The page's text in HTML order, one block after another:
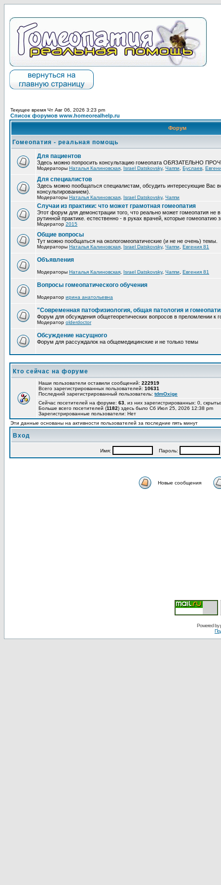
Текущее время Чт Авг 06, 2026 3:23 pm
Список форумов www.homeorealhelp.ru
Форум
Гомеопатия - реальная помощь
Для пациентов
Здесь можно попросить консультацию гомеопата ОБЯЗАТЕЛЬНО
Модераторы Наталья Калиновская Israel Datskovsky, Чаппи Буслаев
Для специалистов
Здесь можно пообщаться специалистам, обсудить интересующие Вас
консультированием).
Модераторы Наталья Калиновская Israel Datskovsky, Чаппи
Случаи из практики: что может грамотная гомеопатия
Этот форум для демонстрации того, что реально может гомеопатия не
рутинной практике. естественно - в руках врачей, которые гомеопатию
Модератор 2015
Общие вопросы
Тут можно пообщаться на окологомеопатические (и не не очень) темы.
Модераторы Наталья Калиновская Israel Datskovsky, Чаппи Евгения 81
Объявления
Модераторы Наталья Калиновская Israel Datskovsky, Чаппи Евгения 81
Вопросы гомеопатического обучения
Модератор ирина анатольевна
"Современная патофизиология, общая патология и
Форум для обсуждения общетеоретических вопросов в преломлении к
Модератор olderdoctor
Обсуждение насущного
Форум для рассуждалок на общемедицинские и не только темы
Кто сейчас на форуме
Наши пользователи оставили сообщений: 222919
Всего зарегистрированных пользователей: 10631
Последний зарегистрированный пользователь: tdmOxige
Сейчас посетителей на форуме: 63 , из них зарегистрированных: 0,
Больше всего посетителей (1182) здесь было Сб Июл 25, 2026 12:38 pm
Зарегистрированные пользователи: Нет
Эти данные основаны на активности пользователей за последние пять минут
Вход
Имя: Пароль:
Новые сообщения
Powered by